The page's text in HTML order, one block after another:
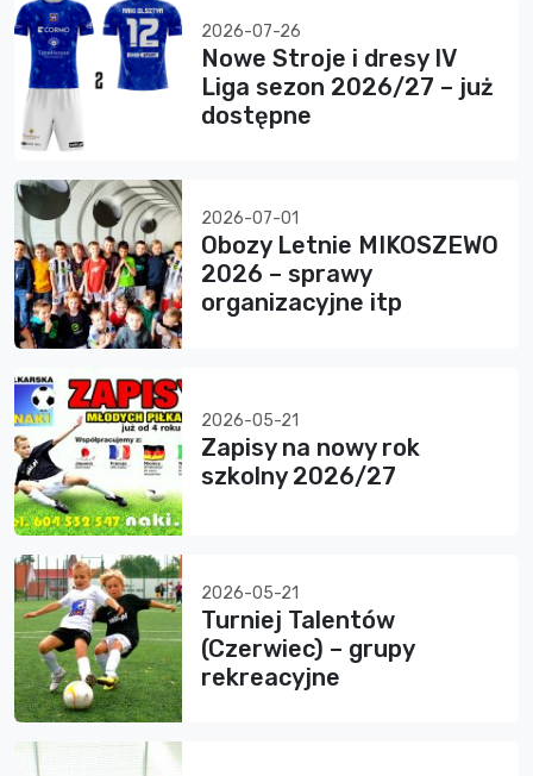
2026-07-26
Nowe Stroje i dresy IV
Liga sezon 2026/27 – już
dostępne
2026-07-01
Obozy Letnie MIKOSZEWO
2026 – sprawy
organizacyjne itp
2026-05-21
Zapisy na nowy rok
szkolny 2026/27
2026-05-21
Turniej Talentów
(Czerwiec) – grupy
rekreacyjne